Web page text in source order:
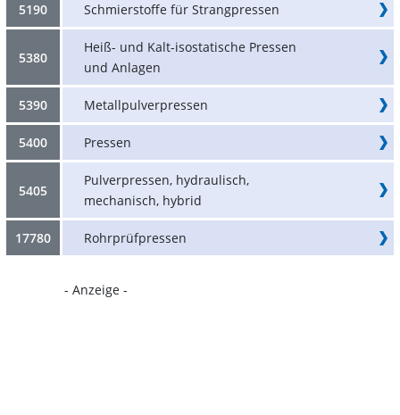
5190 Schmierstoffe für Strangpressen
5380
Heiß- und Kalt-isostatische Pressen
und Anlagen
5390 Metallpulverpressen
5400 Pressen
5405
Pulverpressen, hydraulisch,
mechanisch, hybrid
17780 Rohrprüfpressen
- Anzeige -